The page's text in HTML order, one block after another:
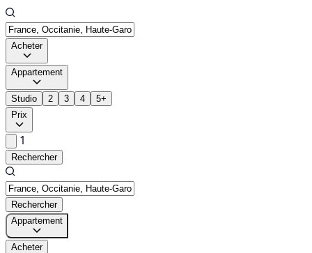
Acheter
Appartement
Studio 2 3 4
5+
Prix
1
Rechercher
Rechercher
Appartement
Acheter